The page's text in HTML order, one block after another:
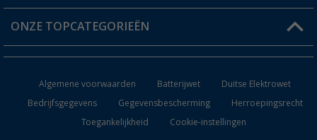
Verlanglijstje
Catalogus
ONZE TOPCATEGORIEËN
Campingmeubilair
Algemene voorwaarden Batterijwet
Duitse Elektrowet
Bedrijfsgegevens
Gegevensbescherming
Herroepingsrecht
Toegankelijkheid
Cookie-instellingen